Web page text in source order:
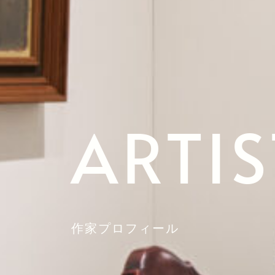
作家プロフィール